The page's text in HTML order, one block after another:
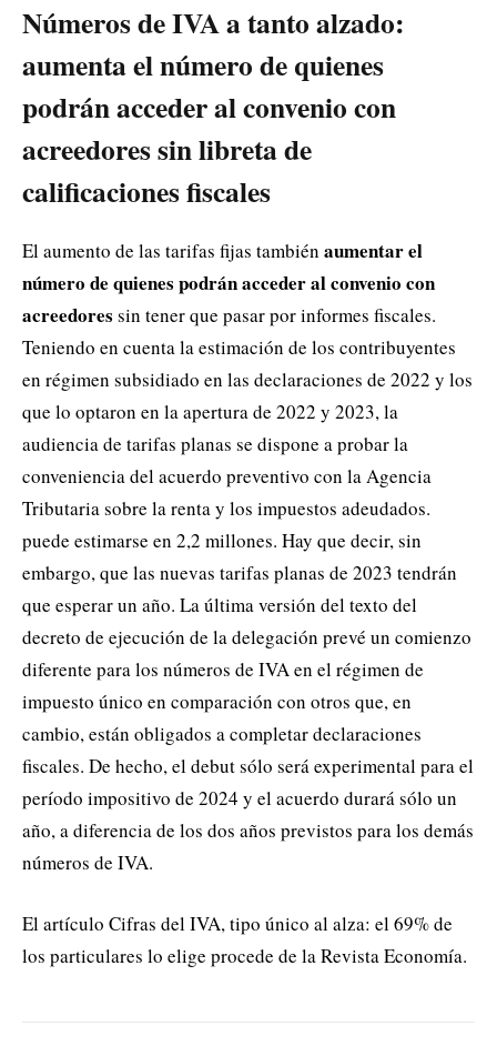
Números de IVA a tanto alzado:
aumenta el número de quienes
podrán acceder al convenio con
acreedores sin libreta de
calificaciones fiscales
El aumento de las tarifas fijas también aumentar el
número de quienes podrán acceder al convenio con
acreedores sin tener que pasar por informes fiscales.
Teniendo en cuenta la estimación de los contribuyentes
en régimen subsidiado en las declaraciones de 2022 y los
que lo optaron en la apertura de 2022 y 2023, la
audiencia de tarifas planas se dispone a probar la
conveniencia del acuerdo preventivo con la Agencia
Tributaria sobre la renta y los impuestos adeudados.
puede estimarse en 2,2 millones. Hay que decir, sin
embargo, que las nuevas tarifas planas de 2023 tendrán
que esperar un año. La última versión del texto del
decreto de ejecución de la delegación prevé un comienzo
diferente para los números de IVA en el régimen de
impuesto único en comparación con otros que, en
cambio, están obligados a completar declaraciones
fiscales. De hecho, el debut sólo será experimental para el
período impositivo de 2024 y el acuerdo durará sólo un
año, a diferencia de los dos años previstos para los demás
números de IVA.
El artículo Cifras del IVA, tipo único al alza: el 69% de
los particulares lo elige procede de la Revista Economía.